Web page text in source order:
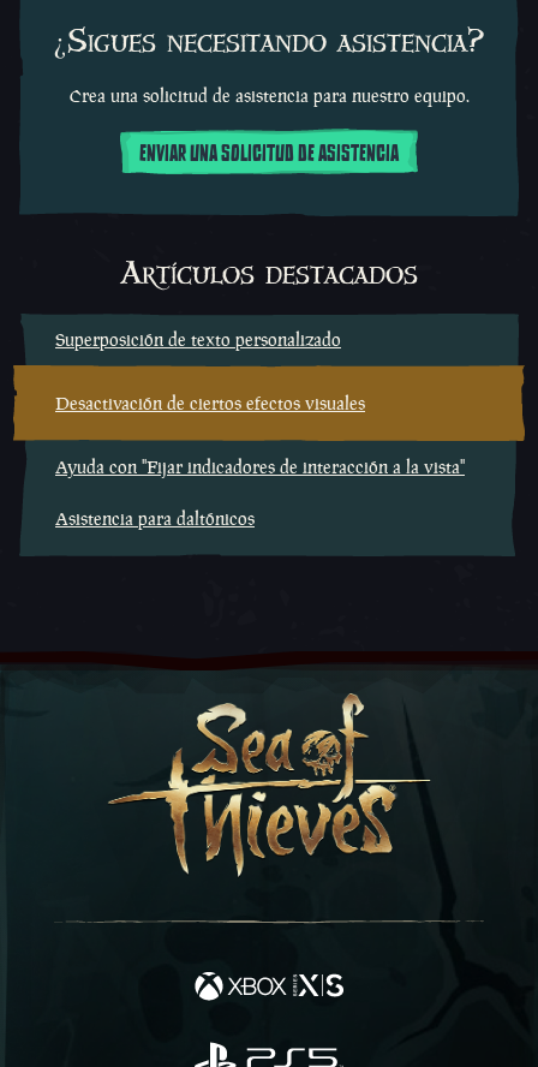
¿Sigues necesitando asistencia?
Crea una solicitud de asistencia para nuestro equipo.
ENVIAR UNA SOLICITUD DE ASISTENCIA
Artículos destacados
Superposición de texto personalizado
Desactivación de ciertos efectos visuales
Ayuda con "Fijar indicadores de interacción a la vista"
Asistencia para daltónicos